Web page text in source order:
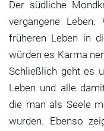
Der südliche
vergangene
früheren Leben in
würden es Karma
Schließlich geht es
Leben und alle
die man als Seele
wurden. Ebenso